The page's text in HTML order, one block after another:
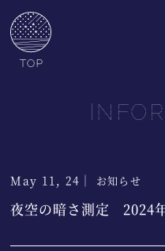
May 11, 24｜ お知らせ
夜空の暗さ測定 2024